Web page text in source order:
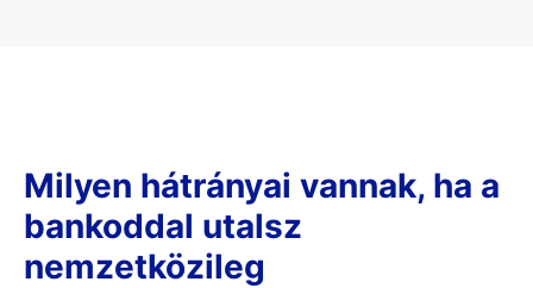
Milyen hátrányai vannak, ha a
bankoddal utalsz
nemzetközileg